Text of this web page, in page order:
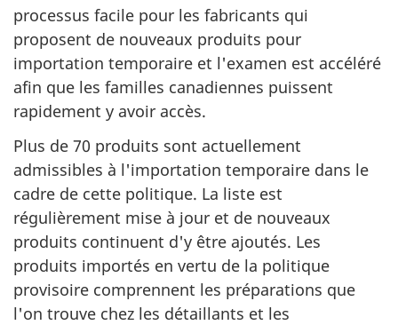
processus facile pour les fabricants qui
proposent de nouveaux produits pour
importation temporaire et l'examen est accéléré
afin que les familles canadiennes puissent
rapidement y avoir accès.
Plus de 70 produits sont actuellement
admissibles à l'importation temporaire dans le
cadre de cette politique. La liste est
régulièrement mise à jour et de nouveaux
produits continuent d'y être ajoutés. Les
produits importés en vertu de la politique
provisoire comprennent les préparations que
l'on trouve chez les détaillants et les